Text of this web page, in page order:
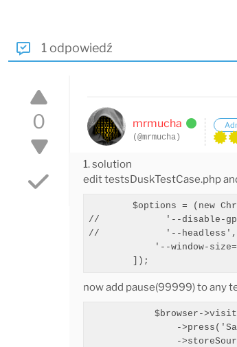
1 odpowiedź
0 mrmucha
(@mrmucha)
1. solution
edit testsDuskTestCase.php
$options = (new
//            '--disable-
//            '--headless',
'--window-
now add pause(99999) to any
$browser-
-
-